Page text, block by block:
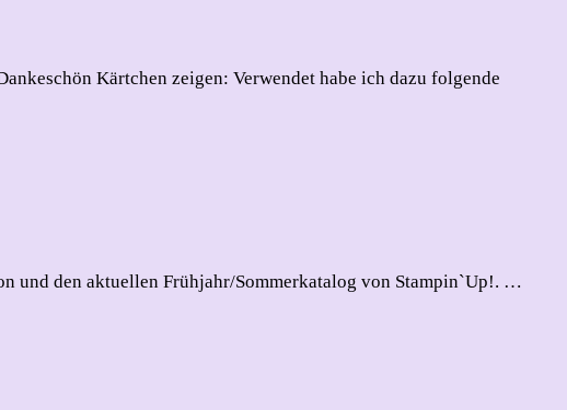
Kärtchen zeigen: Verwendet habe ich dazu folgende
und den aktuellen Frühjahr/Sommerkatalog von Stampin`Up!. …